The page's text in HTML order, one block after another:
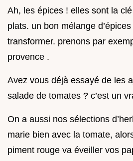
Ah, les épices ! elles sont la
plats. un bon mélange
transformer. prenons par
provence .
Avez vous déjà essayé de les
salade de tomates ? c’est un
On a aussi nos sélections
marie bien avec la tomate,
piment rouge va éveiller vos